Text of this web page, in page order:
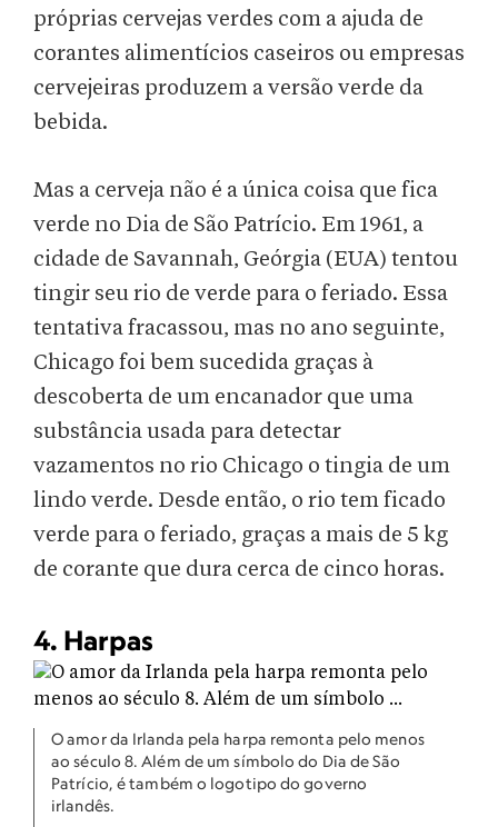
próprias cervejas verdes com a ajuda de
corantes alimentícios caseiros ou empresas
cervejeiras produzem a versão verde da
bebida.
Mas a cerveja não é a única coisa que fica
verde no Dia de São Patrício. Em 1961, a
cidade de Savannah, Geórgia (EUA) tentou
tingir seu rio de verde para o feriado. Essa
tentativa fracassou, mas no ano seguinte,
Chicago foi bem sucedida graças à
descoberta de um encanador que uma
substância usada para detectar
vazamentos no rio Chicago o tingia de um
lindo verde. Desde então, o rio tem ficado
verde para o feriado, graças a mais de 5 kg
de corante que dura cerca de cinco horas.
4. Harpas
O amor da Irlanda pela harpa remonta pelo menos
ao século 8. Além de um símbolo do Dia de São
Patrício, é também o logotipo do governo
irlandês.